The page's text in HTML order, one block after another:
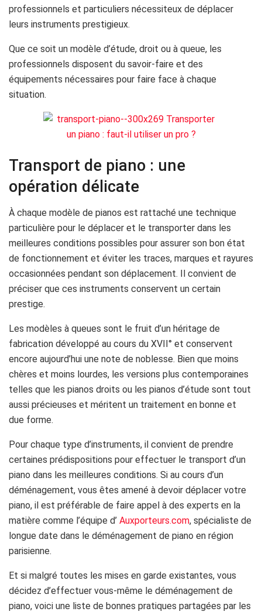
professionnels et particuliers nécessiteux de déplacer
leurs instruments prestigieux.
Que ce soit un modèle d’étude, droit ou à queue, les
professionnels disposent du savoir-faire et des
équipements nécessaires pour faire face à chaque
situation.
Transport de piano : une
opération délicate
À chaque modèle de pianos est rattaché une technique
particulière pour le déplacer et le transporter dans les
meilleures conditions possibles pour assurer son bon état
de fonctionnement et éviter les traces, marques et rayures
occasionnées pendant son déplacement. Il convient de
préciser que ces instruments conservent un certain
prestige.
Les modèles à queues sont le fruit d’un héritage de
fabrication développé au cours du XVII° et conservent
encore aujourd’hui une note de noblesse. Bien que moins
chères et moins lourdes, les versions plus contemporaines
telles que les pianos droits ou les pianos d’étude sont tout
aussi précieuses et méritent un traitement en bonne et
due forme.
Pour chaque type d’instruments, il convient de prendre
certaines prédispositions pour effectuer le transport d’un
piano dans les meilleures conditions. Si au cours d’un
déménagement, vous êtes amené à devoir déplacer votre
piano, il est préférable de faire appel à des experts en la
matière comme l’équipe d’ Auxporteurs.com, spécialiste de
longue date dans le déménagement de piano en région
parisienne.
Et si malgré toutes les mises en garde existantes, vous
décidez d’effectuer vous-même le déménagement de
piano, voici une liste de bonnes pratiques partagées par les